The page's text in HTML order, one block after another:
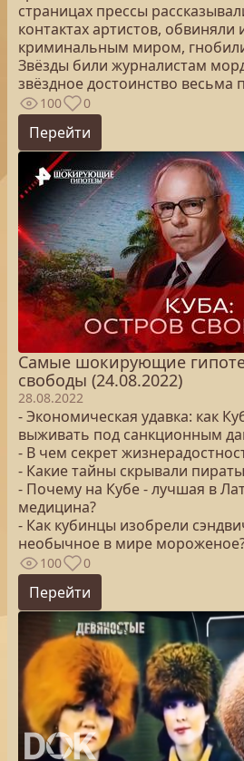
страницах прессы
контактах артистов, обвиняли
криминальным миром,
Звёзды били журналистам
звёздное достоинство весьма
100 0
Перейти
Самые шокирующие
свободы (24.08.2022)
28.08.2022
- Экономическая удавка: как
выживать под санкционным
- В чем секрет
- Какие тайны скрывали
- Почему на Кубе - лучшая в
медицина?
- Как кубинцы изобрели
необычное в мире
100 0
Перейти